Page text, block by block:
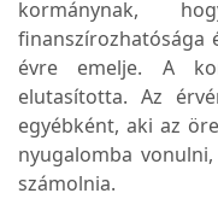
kormánynak,
finanszírozhatósága
évre emelje. A
elutasította. Az
egyébként, aki az
nyugalomba
számolnia.